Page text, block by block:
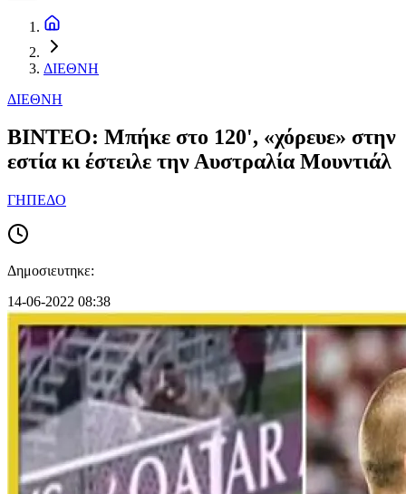
ΔΙΕΘΝΗ
ΔΙΕΘΝΗ
ΒΙΝΤΕΟ: Μπήκε στο 120', «χόρευε» στην
εστία κι έστειλε την Αυστραλία Μουντιάλ
ΓΗΠΕΔΟ
Δημοσιευτηκε:
14-06-2022 08:38